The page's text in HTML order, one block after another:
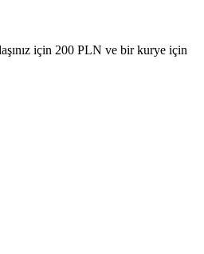
için 200 PLN ve bir kurye için